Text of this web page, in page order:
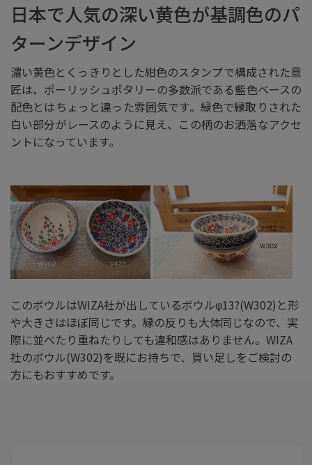
日本で人気の深い黄色が基調色のパ
ターンデザイン
濃い黄色とくっきりとした紺色のスタンプで構成された意
匠は、ポーリッシュポタリーの多数派である藍色ベースの
配色とはちょっと違った雰囲気です。緑色で縁取りされた
白い部分がレースのように見え、この柄のお洒落なアクセ
ントになっています。
このボウルはWIZA社が出しているボウルφ13?(W302)と形
や大きさはほぼ同じです。縁の反りも大体同じなので、実
際に並べたり重ねたりしても違和感はありません。WIZA
社のボウル(W302)を既にお持ちで、買い足しをご検討の
方にもおすすめです。